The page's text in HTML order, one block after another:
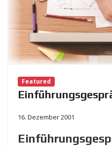
Featured
16. Dezember 2001